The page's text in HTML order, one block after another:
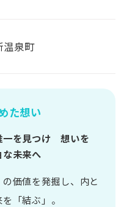
温泉町
た想い
一を​見つけ 想いを​
未来へ
価値を​発掘し、 内と​
「結ぶ」。